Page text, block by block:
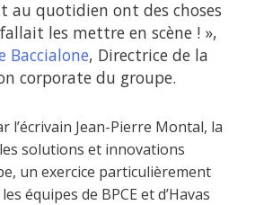
au quotidien ont des choses
les mettre en scène ! »,
Baccialone, Directrice de la
corporate du groupe.
l’écrivain Jean-Pierre Montal, la
solutions et innovations
un exercice particulièrement
équipes de BPCE et d’Havas